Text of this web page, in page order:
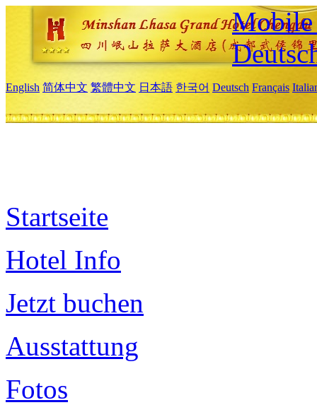
Mobile
English 简体中文 繁體中文 日本語 한국어 Deutsch Français
Startseite
Hotel Info
Jetzt buchen
Ausstattung
Fotos